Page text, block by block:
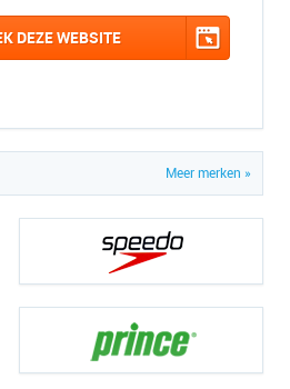
DEZE WEBSITE
Meer merken »